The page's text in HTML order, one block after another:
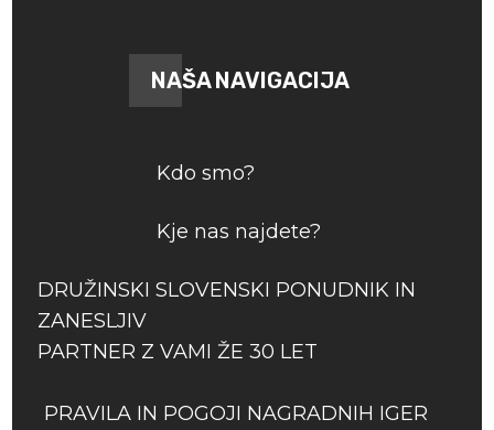
NAŠA NAVIGACIJA
Kdo smo?
Kje nas najdete?
DRUŽINSKI SLOVENSKI PONUDNIK IN
ZANESLJIV
PARTNER Z VAMI ŽE 30 LET
PRAVILA IN POGOJI NAGRADNIH IGER